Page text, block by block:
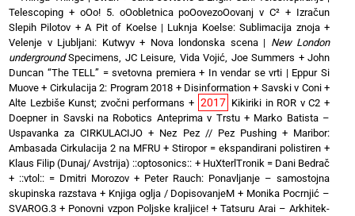
Telescoping + oOo! 5. oOobletnica poOovezoOovanj v C² + Izračun
Slepih Pilotov +A Pit of Koelse | Luknja Koelse: Sublimacija znoja+
Velenje v Ljubljani: Kutwyv+ Nova londonska scena | New London
undergroundSpecimens, JC Leisure, Vida Vojić, Joe Summers +John
Duncan “The TELL” = svetovna premiera+ In vendar se vrti | Eppur Si
Muove + Cirkulacija 2: Program 2018 + Disinformation + Savski v Coni+
Alte Lezbiše Kunst; zvočni performans + 2017 Kikiriki in ROR v C2 +
Doepner in Savski na Robotics Anteprima v Trstu+ Marko Batista –
Uspavanka za CIRKULACIJO + Nez Pez // Pez Pushing+ Maribor:
Ambasada Cirkulacija 2 na MFRU + Stiropor = ekspandirani polistiren +
Klaus Filip (Dunaj/ Avstrija) ::optosonics:: + HuXterlTronik = Dani Bedrač
+ ::vtol:: = Dmitri Morozov + Peter Rauch: Ponavljanje – samostojna
skupinska razstava+ Knjiga oglja / DopisovanjeM + Monika Pocrnjić –
SVAROG.3 + Ponovni vzpon Poljske kraljice! +Tatsuru Arai – Arkhitek-